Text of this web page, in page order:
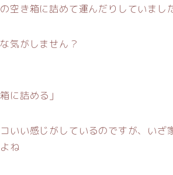
空き箱に詰めて運んだりしていまし
気がしません？
に詰める」
いい感じがしているのですが、いざ
ね